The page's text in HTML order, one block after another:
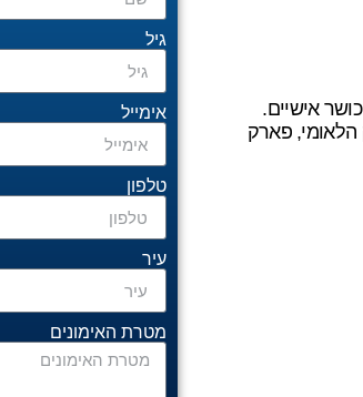
אישיים.
הלאומי, פארק
גיל
אימייל
טלפון
עיר
מטרת האימונים